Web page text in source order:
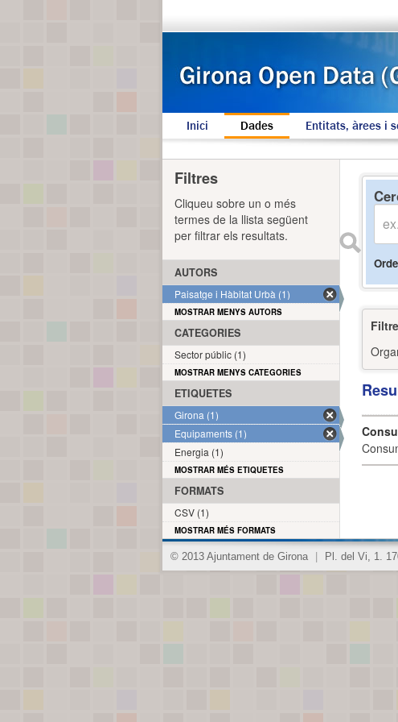
Inici Dades Entitats, àrees i
Filtres
Cliqueu sobre un o més
termes de la llista següent
per filtrar els resultats.
AUTORS
Paisatge i Hàbitat Urbà (1)
MOSTRAR MENYS AUTORS
CATEGORIES
Sector públic (1)
MOSTRAR MENYS CATEGORIES
ETIQUETES
Girona (1)
Equipaments (1)
Energia (1)
MOSTRAR MÉS ETIQUETES
FORMATS
CSV (1)
MOSTRAR MÉS FORMATS
© 2013 Ajuntament de Girona Pl. del Vi, 1.